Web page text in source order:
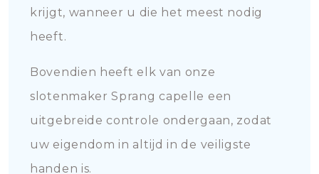
krijgt, wanneer u die het meest nodig
heeft.
Bovendien heeft elk van onze
slotenmaker Sprang capelle een
uitgebreide controle ondergaan, zodat
uw eigendom in altijd in de veiligste
handen is.